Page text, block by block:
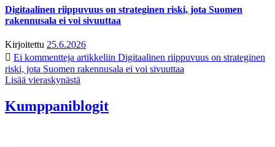
Digitaalinen riippuvuus on strateginen riski, jota Suomen
rakennusala ei voi sivuuttaa
Kirjoitettu 25.6.2026
Ei kommentteja artikkeliin Digitaalinen riippuvuus on strateginen
riski, jota Suomen rakennusala ei voi sivuuttaa
Lisää vieraskynästä
Kumppaniblogit